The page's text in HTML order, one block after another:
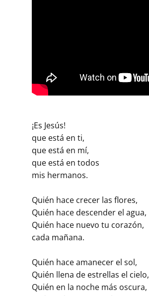
¡Es Jesús!
que está en ti,
que está en mí,
que está en todos
mis hermanos.
Quién hace crecer las flores,
Quién hace descender el agua,
Quién hace nuevo tu corazón,
cada mañana.
Quién hace amanecer el sol,
Quién llena de estrellas el cielo,
Quién en la noche más oscura,